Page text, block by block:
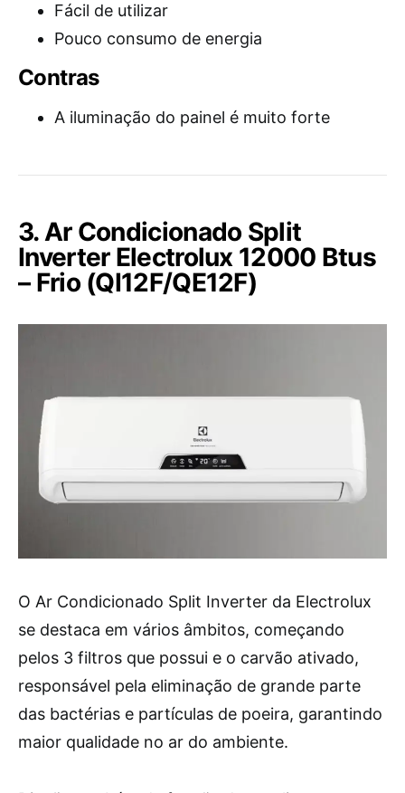
Fácil de utilizar
Pouco consumo de energia
Contras
A iluminação do painel é muito forte
3. Ar Condicionado Split
Inverter Electrolux 12000 Btus
– Frio (QI12F/QE12F)
O Ar Condicionado Split Inverter da Electrolux
se destaca em vários âmbitos, começando
pelos 3 filtros que possui e o carvão ativado,
responsável pela eliminação de grande parte
das bactérias e partículas de poeira, garantindo
maior qualidade no ar do ambiente.